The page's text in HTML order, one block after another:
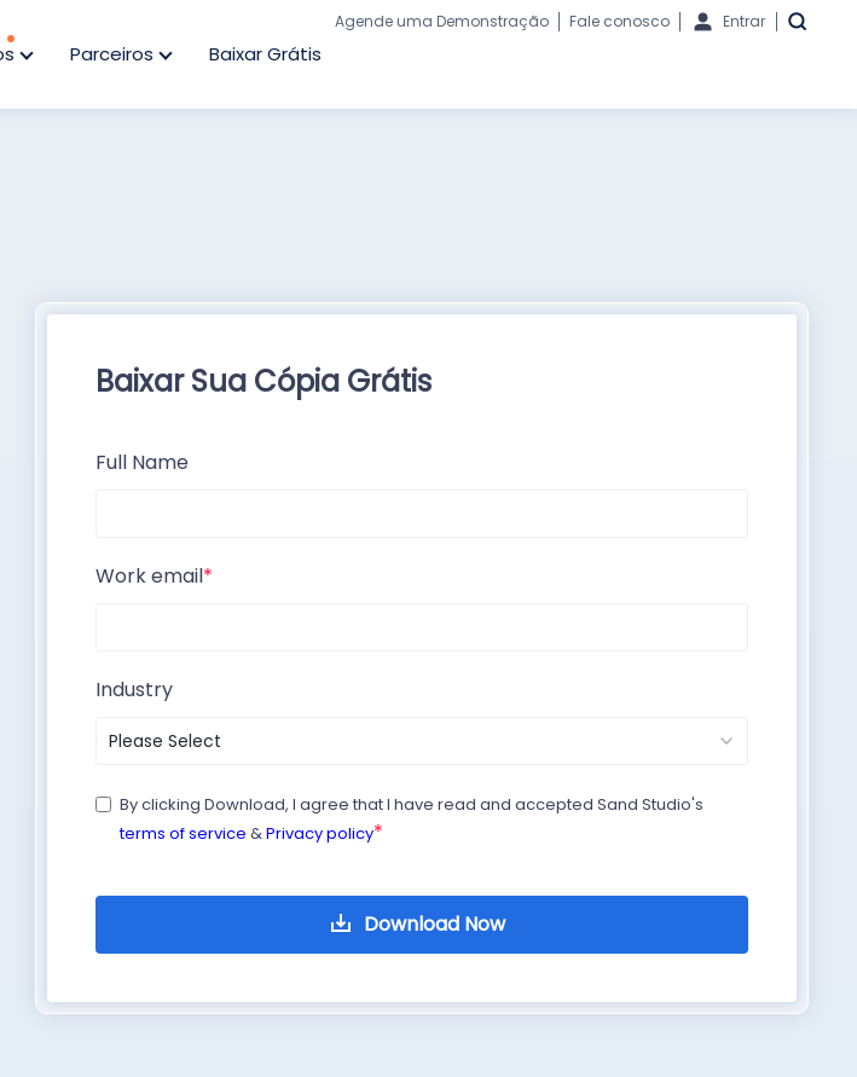
Parceiros Baixar Grátis
Agende uma Demonstração Fale conosco Entrar
Baixar Sua Cópia Grátis
Full Name
Work email*
Industry
By clicking Download, I agree that I have read and accepted Sand Studio's
terms of service &Privacy policy*